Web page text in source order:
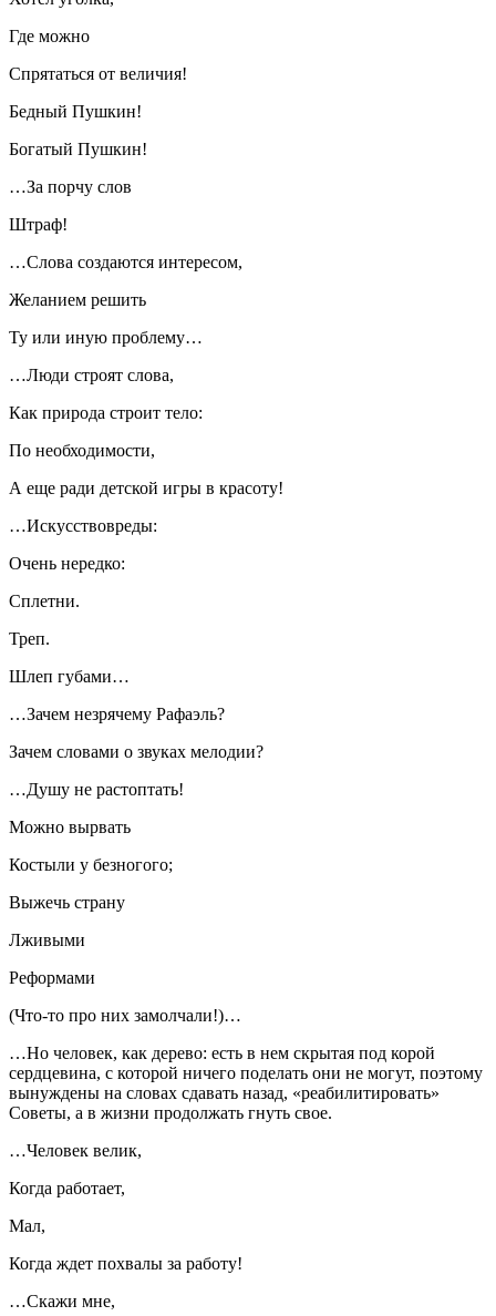
Где можно
Спрятаться от величия!
Бедный Пушкин!
Богатый Пушкин!
…За порчу слов
Штраф!
…Слова создаются интересом,
Желанием решить
Ту или иную проблему…
…Люди строят слова,
Как природа строит тело:
По необходимости,
А еще ради детской игры в красоту!
…Искусствовреды:
Очень нередко:
Сплетни.
Треп.
Шлеп губами…
…Зачем незрячему Рафаэль?
Зачем словами о звуках мелодии?
…Душу не растоптать!
Можно вырвать
Костыли у безногого;
Выжечь страну
Лживыми
Реформами
(Что-то про них замолчали!)…
…Но человек, как дерево: есть в нем скрытая под корой
сердцевина, с которой ничего поделать они не могут, поэтому
вынуждены на словах сдавать назад, «реабилитировать»
Советы, а в жизни продолжать гнуть свое.
…Человек велик,
Когда работает,
Мал,
Когда ждет похвалы за работу!
…Скажи мне,